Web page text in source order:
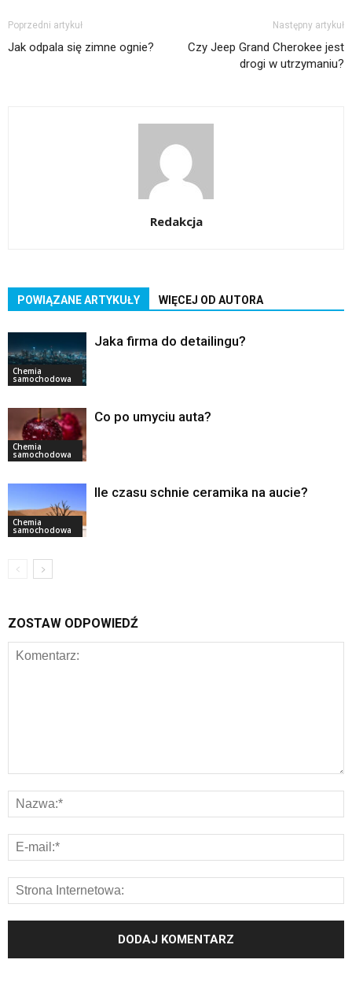
Poprzedni artykuł
Jak odpala się zimne ognie?
Następny artykuł
Czy Jeep Grand Cherokee jest
drogi w utrzymaniu?
Redakcja
POWIĄZANE ARTYKUŁY WIĘCEJ OD AUTORA
Chemia
samochodowa
Jaka firma do detailingu?
Chemia
samochodowa
Co po umyciu auta?
Chemia
samochodowa
Ile czasu schnie ceramika na aucie?
ZOSTAW ODPOWIEDŹ